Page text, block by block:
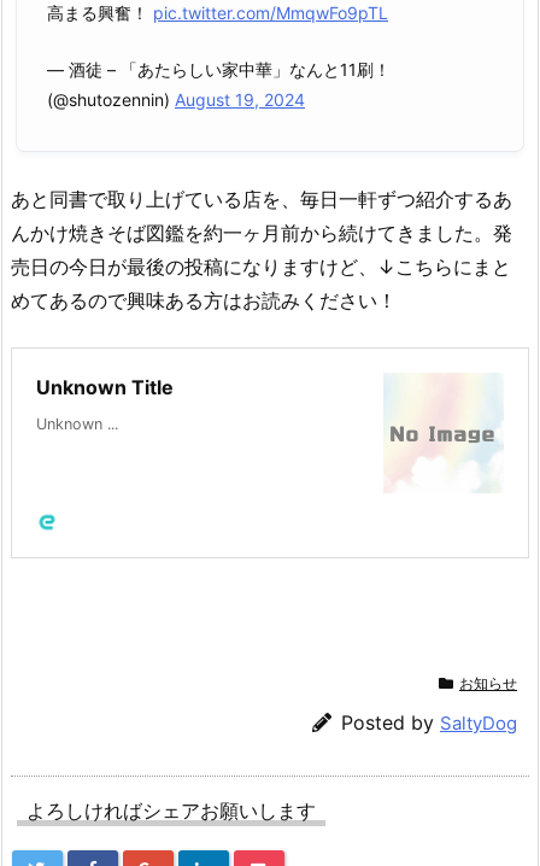
高まる興奮！ pic.twitter.com/MmqwFo9pTL
— 酒徒 – 「あたらしい家中華」なんと11刷！
(@shutozennin) August 19, 2024
あと同書で取り上げている店を、毎日一軒ずつ紹介するあ
んかけ焼きそば図鑑を約一ヶ月前から続けてきました。発
売日の今日が最後の投稿になりますけど、↓こちらにまと
めてあるので興味ある方はお読みください！
Unknown Title
Unknown ...
お知らせ
Posted by SaltyDog
よろしければシェアお願いします